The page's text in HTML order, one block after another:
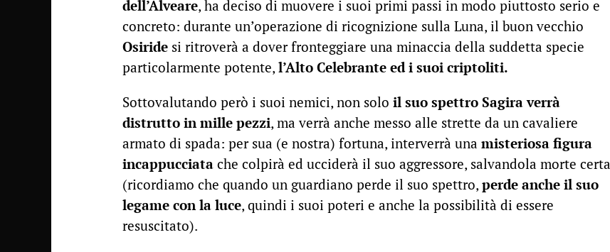
dell’Alveare, ha deciso di muovere i suoi primi passi in modo piuttosto serio e
concreto: durante un’operazione di ricognizione sulla Luna, il buon vecchio
Osiride si ritroverà a dover fronteggiare una minaccia della suddetta specie
particolarmente potente, l’Alto Celebrante ed i suoi criptoliti.
Sottovalutando però i suoi nemici, non solo il suo spettro Sagira verrà
distrutto in mille pezzi, ma verrà anche messo alle strette da un cavaliere
armato di spada: per sua (e nostra) fortuna, interverrà una misteriosa figura
incappucciata che colpirà ed ucciderà il suo aggressore, salvandola morte certa
(ricordiamo che quando un guardiano perde il suo spettro, perde anche il suo
legame con la luce, quindi i suoi poteri e anche la possibilità di essere
resuscitato).